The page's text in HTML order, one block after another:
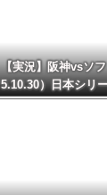
【実況】阪神vsソ
5.10.30）日本シリ